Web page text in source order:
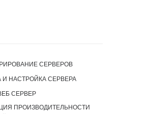
СЕРВЕРОВ
И НАСТРОЙКА СЕРВЕРА
СЕРВЕР
ПРОИЗВОДИТЕЛЬНОСТИ